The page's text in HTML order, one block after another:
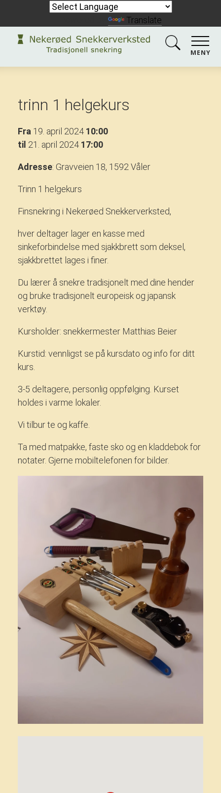
MENY
trinn 1 helgekurs
Fra 19. april 2024 10:00
til 21. april 2024 17:00
Adresse: Gravveien 18, 1592 Våler
Trinn 1 helgekurs
Finsnekring i Nekerøed Snekkerverksted,
hver deltager lager en kasse med
sinkeforbindelse med sjakkbrett som deksel,
sjakkbrettet lages i finer.
Du lærer å snekre tradisjonelt med dine hender
og bruke tradisjonelt europeisk og japansk
verktøy.
Kursholder: snekkermester Matthias Beier
Kurstid: vennligst se på kursdato og info for ditt
kurs.
3-5 deltagere, personlig oppfølging. Kurset
holdes i varme lokaler.
Vi tilbur te og kaffe.
Ta med matpakke, faste sko og en kladdebok for
notater. Gjerne mobiltelefonen for bilder.
Translate